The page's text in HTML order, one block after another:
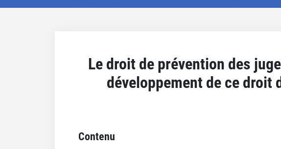
Le droit de prévention des
développement de ce droit
Contenu